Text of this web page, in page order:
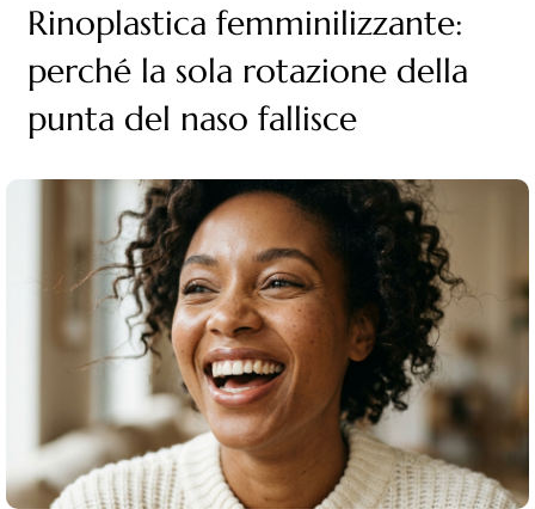
Rinoplastica femminilizzante:
perché la sola rotazione della
punta del naso fallisce